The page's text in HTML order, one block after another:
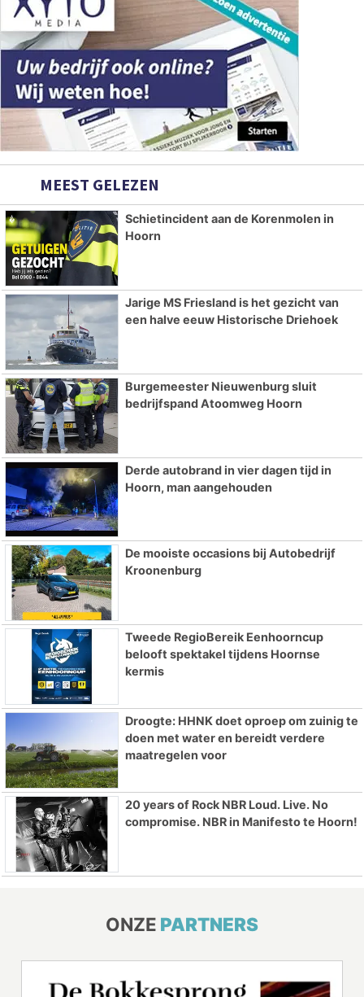
MEEST GELEZEN
Schietincident aan de Korenmolen in
Hoorn
Jarige MS Friesland is het gezicht van
een halve eeuw Historische Driehoek
Burgemeester Nieuwenburg sluit
bedrijfspand Atoomweg Hoorn
Derde autobrand in vier dagen tijd in
Hoorn, man aangehouden
De mooiste occasions bij Autobedrijf
Kroonenburg
Tweede RegioBereik Eenhoorncup
belooft spektakel tijdens Hoornse
kermis
Droogte: HHNK doet oproep om zuinig te
doen met water en bereidt verdere
maatregelen voor
20 years of Rock NBR Loud. Live. No
compromise. NBR in Manifesto te Hoorn!
ONZE PARTNERS